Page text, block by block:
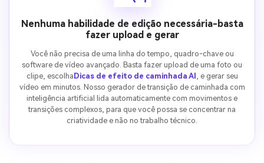
Nenhuma habilidade de edição necessária-basta
fazer upload e gerar
Você não precisa de uma linha do tempo, quadro-chave ou
software de vídeo avançado. Basta fazer upload de uma foto ou
clipe, escolha Dicas de efeito de caminhada AI , e gerar seu
vídeo em minutos. Nosso gerador de transição de caminhada com
inteligência artificial lida automaticamente com movimentos e
transições complexos, para que você possa se concentrar na
criatividade e não no trabalho técnico.